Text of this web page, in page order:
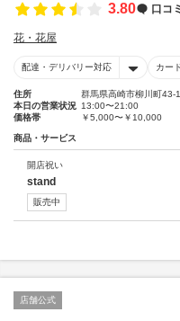
3.80 口コミ
花・花屋
配達・デリバリー対応 カー
住所
群馬県高崎市柳川町43-1
本日の営業状況 13:00〜21:00
価格帯
￥5,000〜￥10,000
商品・サービス
開店祝い
stand
販売中
店舗公式